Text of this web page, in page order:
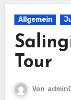
Allgemein
Tour
Von